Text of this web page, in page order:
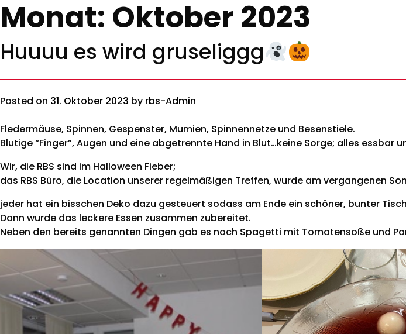
Monat: Oktober 2023
Huuuu es wird gruseliggg
Posted on 31. Oktober 2023 by rbs-Admin
Fledermäuse, Spinnen, Gespenster, Mumien, Spinnennetze und Besenstiele.
Blutige “Finger”, Augen und eine abgetrennte Hand in Blut…keine Sorge; alles essbar
Wir, die RBS sind im Halloween Fieber;
das RBS Büro, die Location unserer regelmäßigen Treffen, wurde am vergangenen
jeder hat ein bisschen Deko dazu gesteuert sodass am Ende ein schöner, bunter
Dann wurde das leckere Essen zusammen zubereitet.
Neben den bereits genannten Dingen gab es noch Spagetti mit Tomatensoße und